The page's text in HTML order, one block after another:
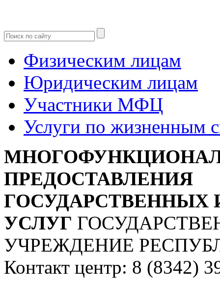
Физическим лицам
Юридическим лицам
Участники МФЦ
Услуги по жизненным
ПРЕДОСТАВЛЕНИЯ
УСЛУГ
УЧРЕЖДЕНИЕ
Контакт центр: 8 (8342)